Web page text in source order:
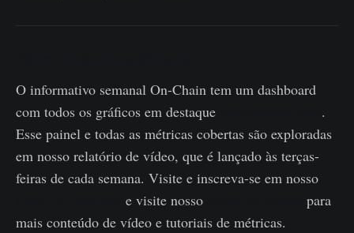
O informativo semanal On-Chain tem um dashboard
com todos os gráficos em destaque
.
Esse painel e todas as métricas cobertas são exploradas
em nosso relatório de vídeo, que é lançado às terças-
feiras de cada semana. Visite e inscreva-se em nosso
e visite nosso
para
mais conteúdo de vídeo e tutoriais de métricas.